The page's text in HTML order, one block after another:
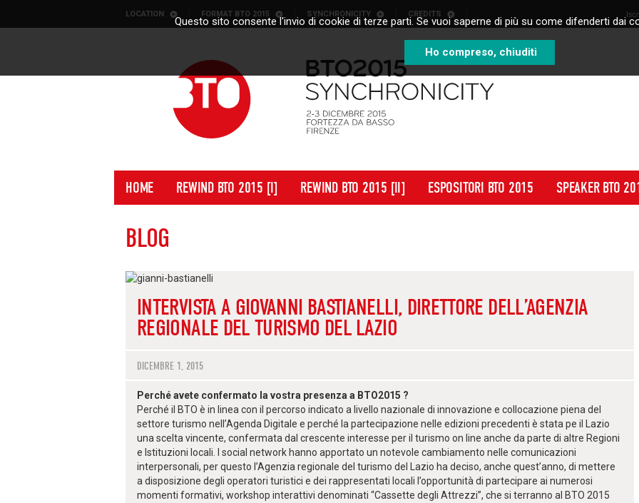
Skip to content
LOCATION FORMAT BTO 2015 SYNCHRONICITY CREDITS
HOME REWIND BTO 2015 [I] REWIND BTO 2015 [II] ESPOSITORI BTO 2015 SPEAKER BTO
BLOG
INTERVISTA A GIOVANNI BASTIANELLI, DIRETTORE DELL’AGENZIA
REGIONALE DEL TURISMO DEL LAZIO
DICEMBRE 1, 2015
Perché avete confermato la vostra presenza a BTO2015 ?
Perché il BTO è in linea con il percorso indicato a livello nazionale di innovazione e collocazione piena del
settore turismo nell’Agenda Digitale e perché la partecipazione nelle edizioni precedenti è stata pe il Lazio
una scelta vincente, confermata dal crescente interesse per il turismo on line anche da parte di altre Regioni
e Istituzioni locali. I social network hanno apportato un notevole cambiamento nelle comunicazioni
interpersonali, per questo l’Agenzia regionale del turismo del Lazio ha deciso, anche quest’anno, di mettere
a disposizione degli operatori turistici e dei rappresentati locali l’opportunità di partecipare ai numerosi
momenti formativi, workshop interattivi denominati “Cassette degli Attrezzi”, che si terranno al BTO 2015
Questo sito consente l'invio di cookie di terze parti. Se vuoi saperne di più su come difenderti dai
Ho compreso, chiuditi